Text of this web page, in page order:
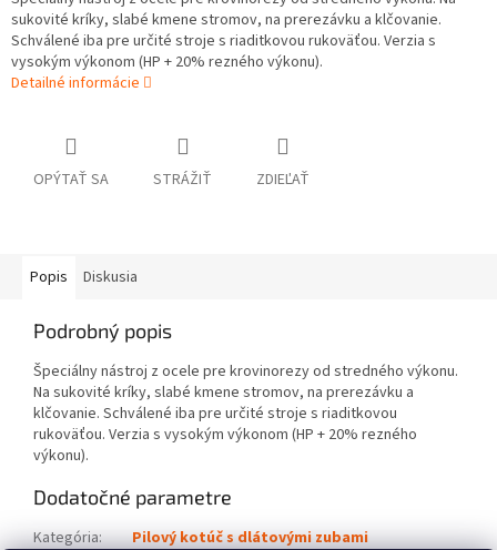
sukovité kríky, slabé kmene stromov, na prerezávku a klčovanie.
Schválené iba pre určité stroje s riaditkovou rukoväťou. Verzia s
vysokým výkonom (HP + 20% rezného výkonu).
Detailné informácie
OPÝTAŤ SA STRÁŽIŤ ZDIEĽAŤ
Popis Diskusia
Podrobný popis
Špeciálny nástroj z ocele pre krovinorezy od stredného výkonu.
Na sukovité kríky, slabé kmene stromov, na prerezávku a
klčovanie. Schválené iba pre určité stroje s riaditkovou
rukoväťou. Verzia s vysokým výkonom (HP + 20% rezného
výkonu).
Dodatočné parametre
Kategória: Pilový kotúč s dlátovými zubami